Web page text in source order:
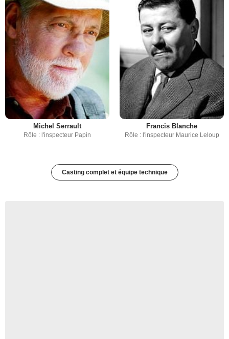
Michel Serrault
Rôle : l'inspecteur Papin
Francis Blanche
Rôle : l'inspecteur Maurice Leloup
Casting complet et équipe technique